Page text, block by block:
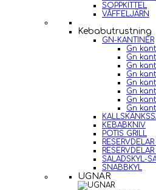
SOPPKITTEL
VÅFFELJÄRN
Kebabutrustning
GN-KANTINER
Gn
Gn
Gn
Gn
Gn
Gn
Gn
Gn
KEBABKNIV
POTIS GRILL
SALADSKYL-
SNABBKYL
UGNAR